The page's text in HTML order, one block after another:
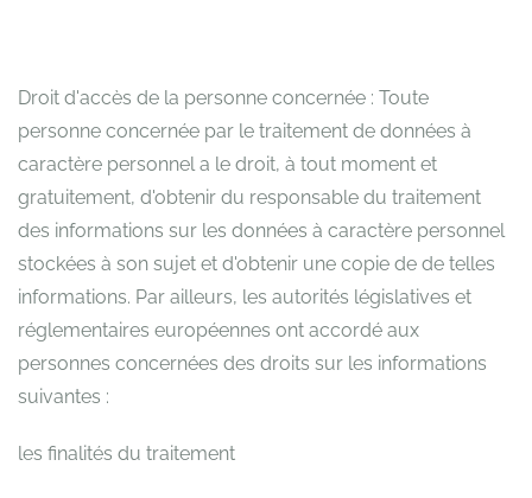
Droit d'accès de la personne concernée : Toute
personne concernée par le traitement de données à
caractère personnel a le droit, à tout moment et
gratuitement, d'obtenir du responsable du traitement
des informations sur les données à caractère personnel
stockées à son sujet et d'obtenir une copie de de telles
informations. Par ailleurs, les autorités législatives et
réglementaires européennes ont accordé aux
personnes concernées des droits sur les informations
suivantes :
les finalités du traitement